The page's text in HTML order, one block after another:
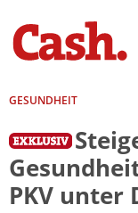
GESUNDHEIT
PKV unter